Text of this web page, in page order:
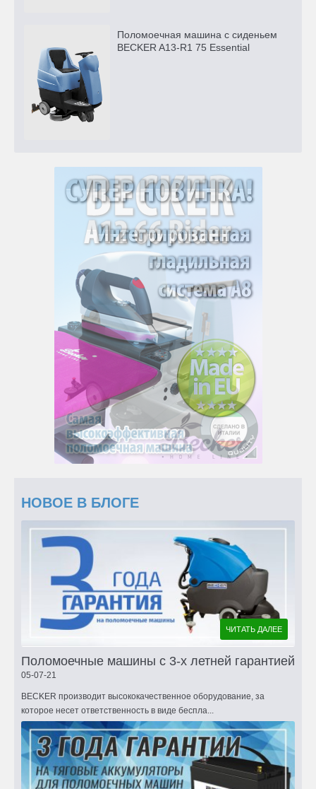
Поломоечная машина с сиденьем
BECKER A13-R1 75 Essential
НОВОЕ В БЛОГЕ
ЧИТАТЬ ДАЛЕЕ
Поломоечные машины с 3-х летней гарантией
05-07-21
BECKER производит высококачественное оборудование, за
которое несет ответственность в виде беспла...